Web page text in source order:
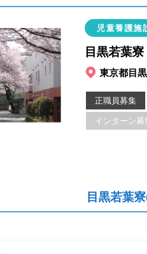
児童養護施
目黒若葉寮
東京都目
正職員募集
インターン募
目黒若葉